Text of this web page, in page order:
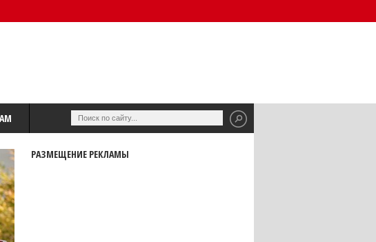
РАЗМЕЩЕНИЕ РЕКЛАМЫ